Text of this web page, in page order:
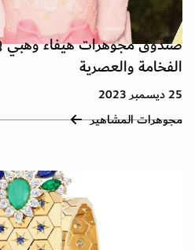
الفخامة والعصرية
25 ديسمبر 2023
مجوهرات المشاهير